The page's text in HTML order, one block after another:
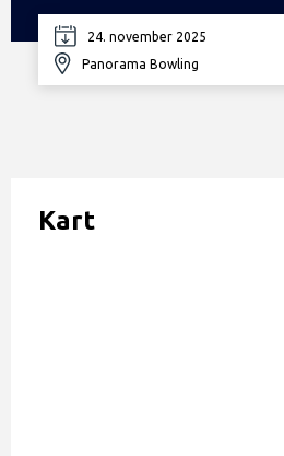
24. november 2025
Panorama Bowling
Kart